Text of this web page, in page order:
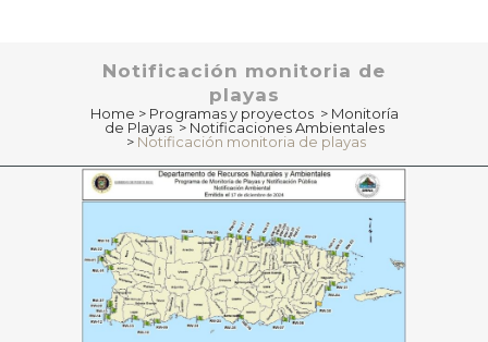
Notificación monitoria de
playas
Home > Programas y proyectos > Monitoría
de Playas > Notificaciones Ambientales
> Notificación monitoria de playas